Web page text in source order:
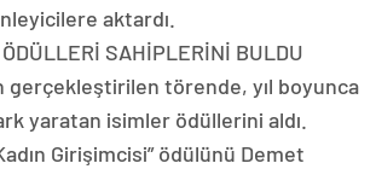
aktardı.
SAHİPLERİNİ BULDU
gerçekleştirilen törende, yıl boyunca
yaratan isimler ödüllerini aldı.
Girişimcisi” ödülünü Demet